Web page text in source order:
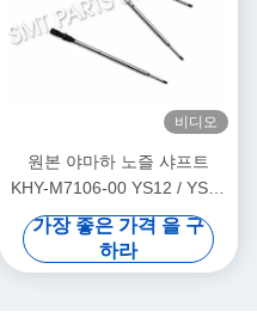
비디오
원본 야마하 노즐 샤프트
KHY-M7106-00 YS12 / YS24
/ YG12F SMT 픽 앤 플래시
머신
가장 좋은 가격 을 구
하라